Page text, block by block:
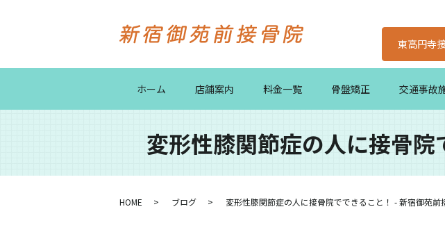
東高円寺
ホーム 店舗案内 料金一覧 骨盤矯正 交通事故
変形性膝関節症の人に接骨
HOME ブログ 変形性膝関節症の人に接骨院でできること！ - 新宿御苑前